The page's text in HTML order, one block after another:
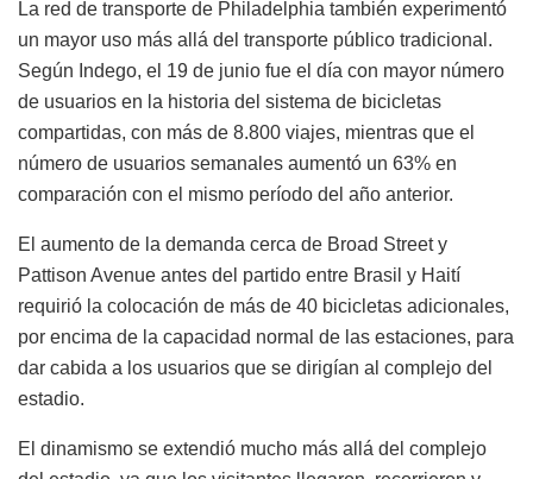
La red de transporte de Philadelphia también experimentó
un mayor uso más allá del transporte público tradicional.
Según Indego, el 19 de junio fue el día con mayor número
de usuarios en la historia del sistema de bicicletas
compartidas, con más de 8.800 viajes, mientras que el
número de usuarios semanales aumentó un 63% en
comparación con el mismo período del año anterior.
El aumento de la demanda cerca de Broad Street y
Pattison Avenue antes del partido entre Brasil y Haití
requirió la colocación de más de 40 bicicletas adicionales,
por encima de la capacidad normal de las estaciones, para
dar cabida a los usuarios que se dirigían al complejo del
estadio.
El dinamismo se extendió mucho más allá del complejo